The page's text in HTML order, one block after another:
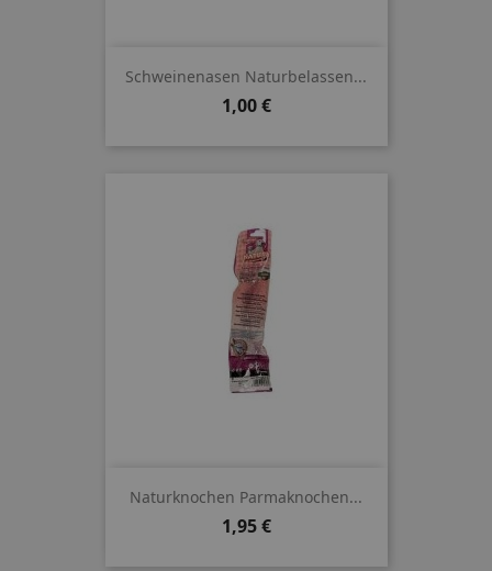
Schweinenasen Naturbelassen...
Preis
1,00 €
Naturknochen Parmaknochen...
Preis
1,95 €